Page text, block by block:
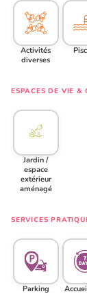
Activités
diverses
ESPACES DE VIE &
Jardin /
espace
extérieur
aménagé
SERVICES
Parking